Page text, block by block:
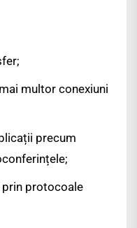
multor conexiuni
precum
protocoale